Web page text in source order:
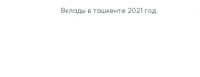
Вклады в ташкенте 2021 год